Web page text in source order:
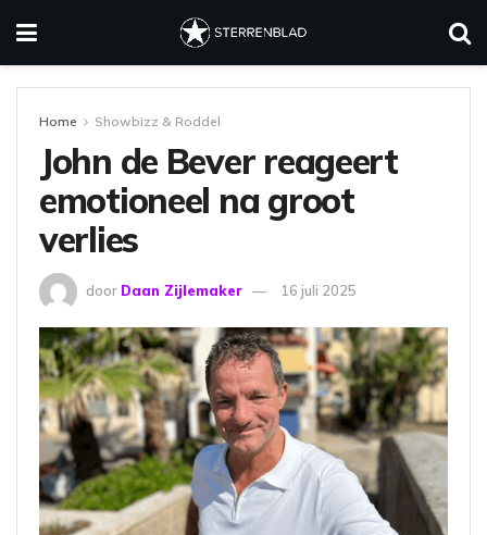
Home Showbizz & Roddel
John de Bever reageert
emotioneel na groot
verlies
door Daan Zijlemaker 16 juli 2025